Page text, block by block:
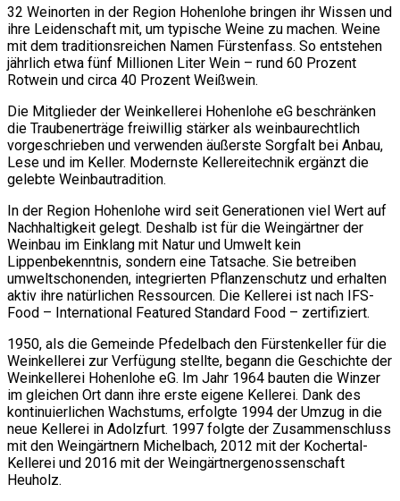
32 Weinorten in der Region Hohenlohe bringen ihr Wissen und
ihre Leidenschaft mit, um typische Weine zu machen. Weine
mit dem traditionsreichen Namen Fürstenfass. So entstehen
jährlich etwa fünf Millionen Liter Wein – rund 60 Prozent
Rotwein und circa 40 Prozent Weißwein.
Die Mitglieder der Weinkellerei Hohenlohe eG beschränken
die Traubenerträge freiwillig stärker als weinbaurechtlich
vorgeschrieben und verwenden äußerste Sorgfalt bei Anbau,
Lese und im Keller. Modernste Kellereitechnik ergänzt die
gelebte Weinbautradition.
In der Region Hohenlohe wird seit Generationen viel Wert auf
Nachhaltigkeit gelegt. Deshalb ist für die Weingärtner der
Weinbau im Einklang mit Natur und Umwelt kein
Lippenbekenntnis, sondern eine Tatsache. Sie betreiben
umweltschonenden, integrierten Pflanzenschutz und erhalten
aktiv ihre natürlichen Ressourcen. Die Kellerei ist nach IFS-
Food – International Featured Standard Food – zertifiziert.
1950, als die Gemeinde Pfedelbach den Fürstenkeller für die
Weinkellerei zur Verfügung stellte, begann die Geschichte der
Weinkellerei Hohenlohe eG. Im Jahr 1964 bauten die Winzer
im gleichen Ort dann ihre erste eigene Kellerei. Dank des
kontinuierlichen Wachstums, erfolgte 1994 der Umzug in die
neue Kellerei in Adolzfurt. 1997 folgte der Zusammenschluss
mit den Weingärtnern Michelbach, 2012 mit der Kochertal-
Kellerei und 2016 mit der Weingärtnergenossenschaft
Heuholz.